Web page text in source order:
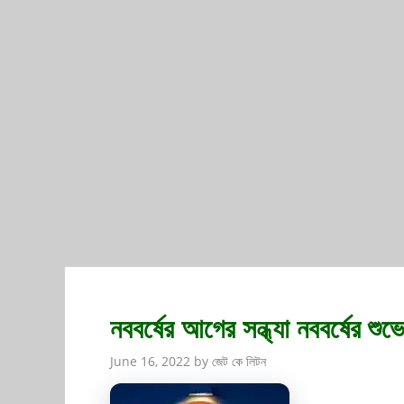
নববর্ষের আগের সন্ধ্যা নববর্ষের
June 16, 2022 by জেট কে লিটন